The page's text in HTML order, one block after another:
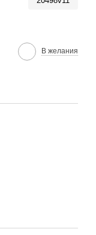
В желания